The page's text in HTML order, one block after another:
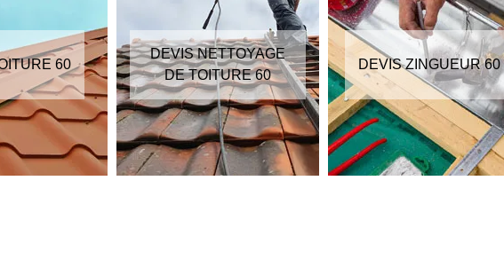
60
DEVIS NETTOYAGE
DE TOITURE 60
DEVIS ZINGUEUR 60